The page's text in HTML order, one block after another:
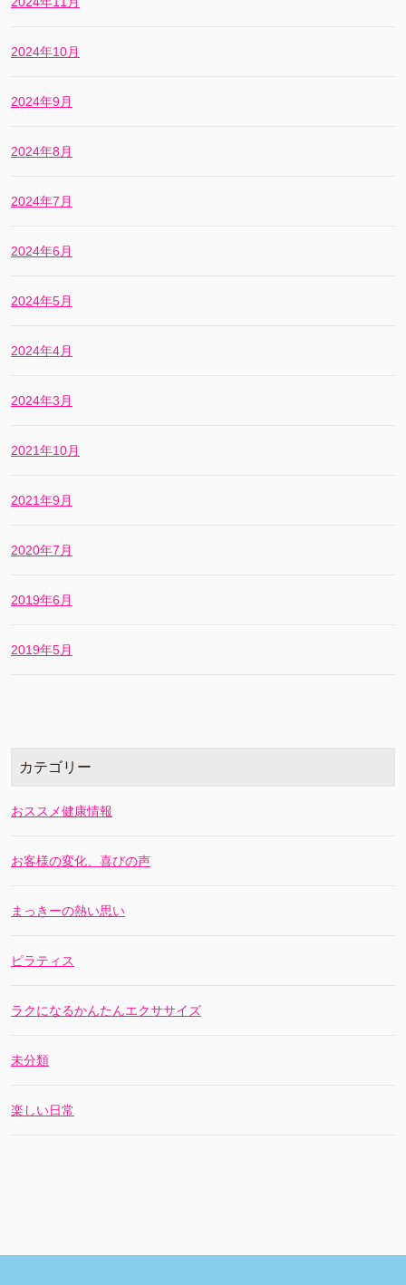
2024年10月
2024年9月
2024年8月
2024年7月
2024年6月
2024年5月
2024年4月
2024年3月
2021年10月
2021年9月
2020年7月
2019年6月
2019年5月
カテゴリー
おススメ健康情報
お客様の変化、喜びの声
まっきーの熱い思い
ピラティス
ラクになるかんたんエクササイズ
未分類
楽しい日常